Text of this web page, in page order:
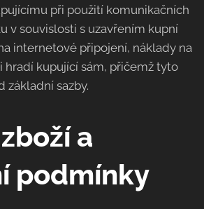
při použití komunikačních
v souvislosti s uzavřením kupní
internetové připojení, náklady na
hradí kupující sám, přičemž tyto
základní sazby.
a
podmínky